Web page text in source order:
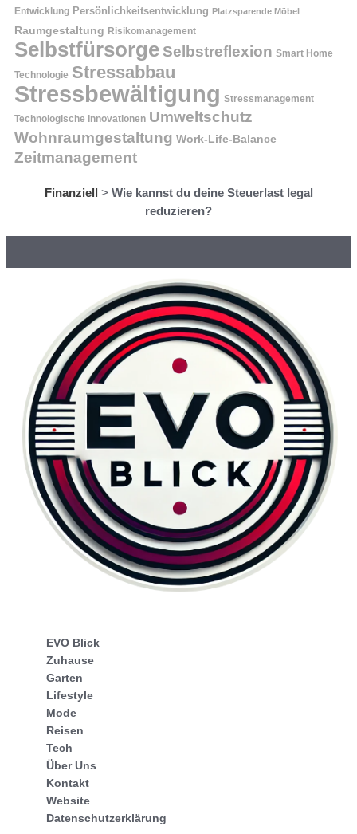
Entwicklung Persönlichkeitsentwicklung Platzsparende Möbel
Raumgestaltung Risikomanagement
Selbstfürsorge Selbstreflexion Smart Home
Technologie Stressabbau
Stressbewältigung Stressmanagement
Technologische Innovationen Umweltschutz
Wohnraumgestaltung Work-Life-Balance
Zeitmanagement
Finanziell > Wie kannst du deine Steuerlast legal
reduzieren?
EVO Blick
Zuhause
Garten
Lifestyle
Mode
Reisen
Tech
Über Uns
Kontakt
Website
Datenschutzerklärung